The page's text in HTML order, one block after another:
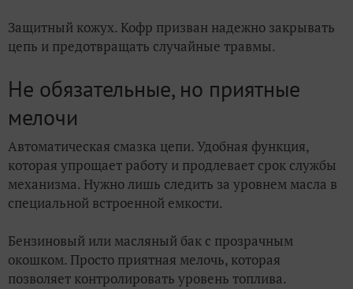
Защитный кожух. Кофр призван надежно закрывать
цепь и предотвращать случайные травмы.
Не обязательные, но приятные
мелочи
Автоматическая смазка цепи. Удобная функция,
которая упрощает работу и продлевает срок службы
механизма. Нужно лишь следить за уровнем масла в
специальной встроенной емкости.
Бензиновый или масляный бак с прозрачным
окошком. Просто приятная мелочь, которая
позволяет контролировать уровень топлива.